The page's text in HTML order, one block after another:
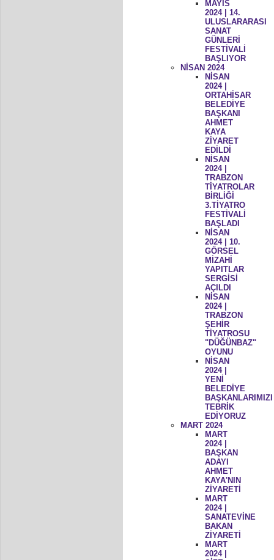
MAYIS
2024 | 14.
ULUSLARARASI
SANAT
GÜNLERİ
FESTİVALİ
BAŞLIYOR
NİSAN 2024
NİSAN
2024 |
ORTAHİSAR
BELEDİYE
BAŞKANI
AHMET
KAYA
ZİYARET
EDİLDİ
NİSAN
2024 |
TRABZON
TİYATROLAR
BİRLİĞİ
3.TİYATRO
FESTİVALİ
BAŞLADI
NİSAN
2024 | 10.
GÖRSEL
MİZAHİ
YAPITLAR
SERGİSİ
AÇILDI
NİSAN
2024 |
TRABZON
ŞEHİR
TİYATROSU
"DÜĞÜNBAZ"
OYUNU
NİSAN
2024 |
YENİ
BELEDİYE
BAŞKANLARIMIZI
TEBRİK
EDİYORUZ
MART 2024
MART
2024 |
BAŞKAN
ADAYI
AHMET
KAYA'NIN
ZİYARETİ
MART
2024 |
SANATEVİNE
BAKAN
ZİYARETİ
MART
2024 |